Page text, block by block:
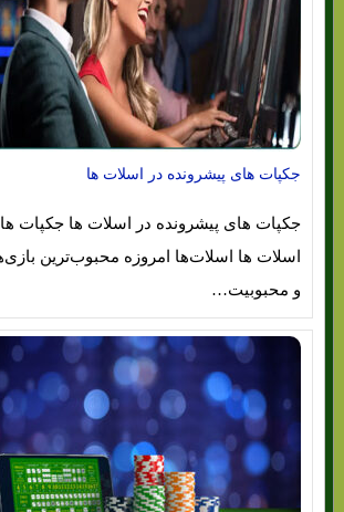
جکپات های پیشرونده در اسلات ها
جکپات های پیشرونده در اسلات ها جکپات
اسلات ها اسلات‌ها امروزه محبوب‌ترین
و محبوبیت…